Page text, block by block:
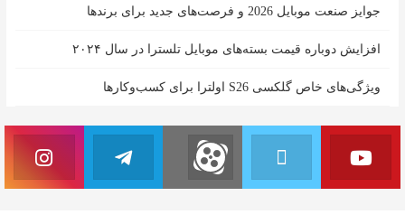
جوایز صنعت موبایل 2026 و فرصت‌های جدید برای برندها
افزایش دوباره قیمت بسته‌های موبایل تلسترا در سال ۲۰۲۴
ویژگی‌های خاص گلکسی S26 اولترا برای کسب‌وکارها